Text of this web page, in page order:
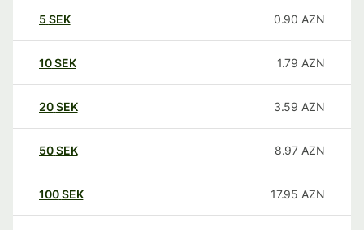
5 SEK 0.90 AZN
10SEK 1.79 AZN
20SEK 3.59 AZN
50SEK 8.97 AZN
100SEK 17.95 AZN